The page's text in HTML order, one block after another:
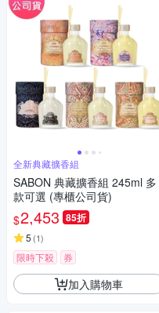
全新典藏擴香組
SABON 典藏擴香組 245ml 多
款可選 (專櫃公司貨)
$2,453 85折
5 (1)
限時下殺 券
加入購物車